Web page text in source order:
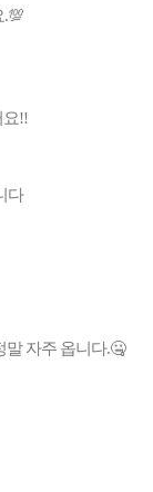
.💯
요!!
다
말 자주 옵니다.🤐